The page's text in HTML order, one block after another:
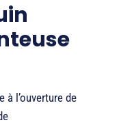
à l’ouverture de